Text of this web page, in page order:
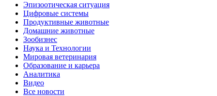
Эпизоотическая ситуация
Цифровые системы
Продуктивные животные
Домашние животные
Зообизнес
Наука и Технологии
Мировая ветеринария
Образование и карьера
Аналитика
Видео
Все новости